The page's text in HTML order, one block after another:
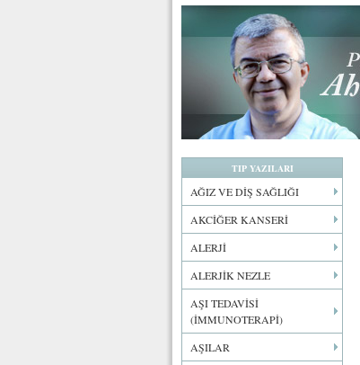
TIP YAZILARI
AĞIZ VE DİŞ SAĞLIĞI
AKCİĞER KANSERİ
ALERJİ
ALERJİK NEZLE
AŞI TEDAVİSİ
(İMMUNOTERAPİ)
AŞILAR